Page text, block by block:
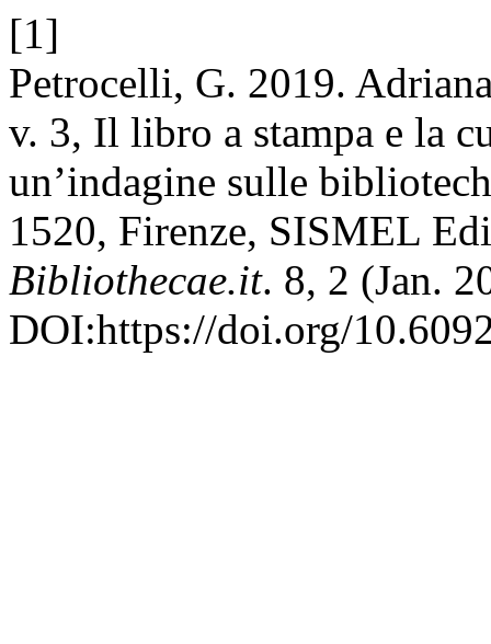
[1]
Petrocelli, G. 2019.
v. 3, Il libro a stampa e la
un’indagine sulle
1520, Firenze, SISMEL
Bibliothecae.it. 8, 2 (Jan.
DOI:https://doi.org/